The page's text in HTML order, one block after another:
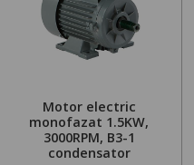
Motor electric
monofazat 1.5KW,
3000RPM, B3-1
condensator